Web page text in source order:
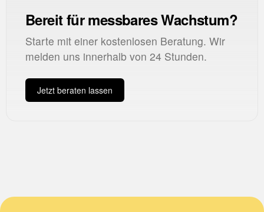
Bereit für messbares Wachstum?
Starte mit einer kostenlosen Beratung. Wir
melden uns innerhalb von 24 Stunden.
Jetzt beraten lassen